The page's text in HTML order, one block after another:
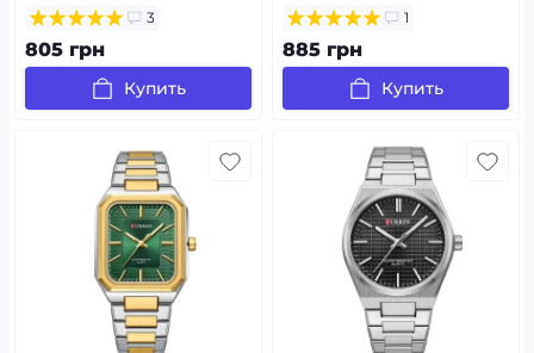
3
805 грн
Купить
1
885 грн
Купить